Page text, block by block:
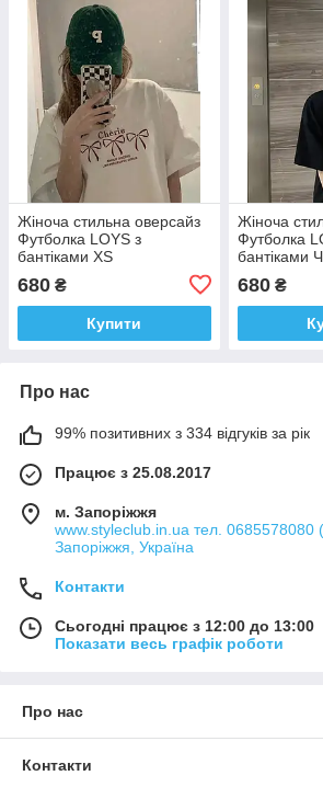
Жіноча стильна оверсайз
Футболка LOYS з
бантіками XS
680 ₴
Купити
Жіноча
Футболка
бантіками
680₴
Про нас
99% позитивних з 334 відгуків за рік
Працює з 25.08.2017
м. Запоріжжя
www.styleclub.in.ua тел. 0685578080
Запоріжжя, Україна
Контакти
Сьогодні працює з 12:00 до 13:00
Показати весь графік роботи
Про нас
Контакти